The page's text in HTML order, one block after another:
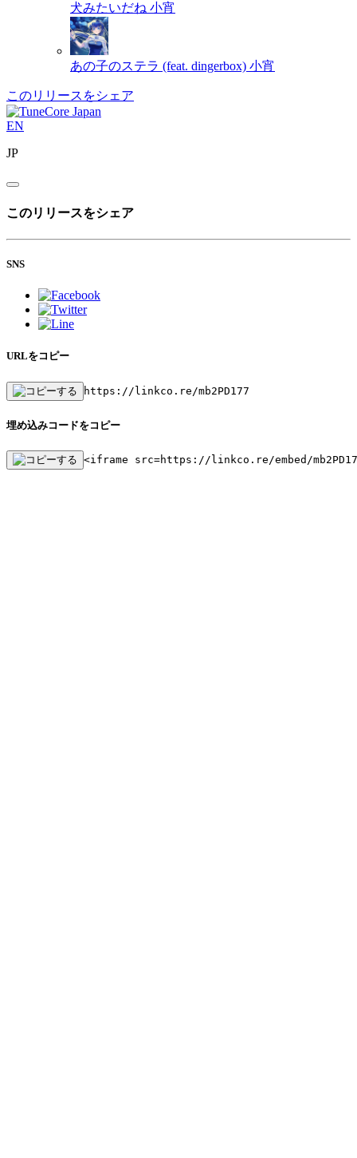
犬みたいだね 小宵
あの子のステラ (feat. dingerbox) 小宵
このリリースをシェア
EN
JP
このリリースをシェア
SNS
URLをコピー
https://linkco.re/mb2PD177
埋め込みコードをコピー
<iframe src=https://linkco.re/embed/